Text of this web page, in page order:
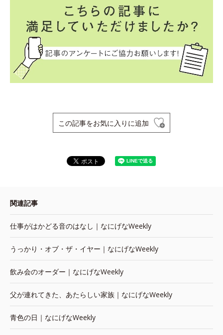
この記事をお気に入りに追加
関連記事
仕事がはかどる音のはなし｜なにげなWeekly
うっかり・オブ・ザ・イヤー｜なにげなWeekly
飲み会のオーダー｜なにげなWeekly
父が連れてきた、あたらしい家族｜なにげなWeekly
青色の日｜なにげなWeekly